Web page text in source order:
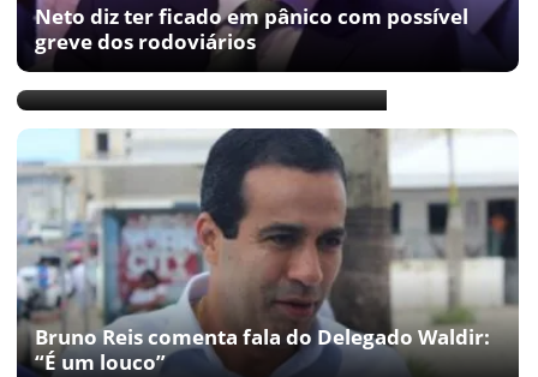
Neto diz ter ficado em pânico com possível
greve dos rodoviários
Neto não se considera derrotado
Bruno Reis comenta fala do Delegado Waldir:
“É um louco”